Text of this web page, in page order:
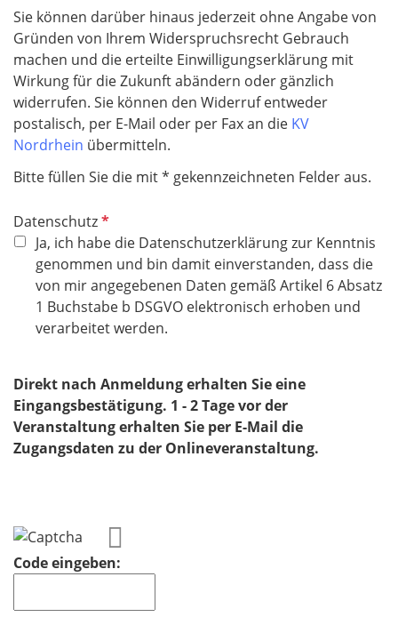
d
Sie können darüber hinaus jederzeit ohne Angabe von
Gründen von Ihrem Widerspruchsrecht Gebrauch
machen und die erteilte Einwilligungserklärung mit
Wirkung für die Zukunft abändern oder gänzlich
widerrufen. Sie können den Widerruf entweder
postalisch, per E-Mail oder per Fax an die KV
Nordrhein übermitteln.
Bitte füllen Sie die mit * gekennzeichneten Felder aus.
DatenschutzP
f
l
i
c
h
e
l
d
Ja, ich habe die Datenschutzerklärung zur Kenntnis
genommen und bin damit einverstanden, dass die
von mir angegebenen Daten gemäß Artikel 6 Absatz
1 Buchstabe b DSGVO elektronisch erhoben und
verarbeitet werden.
Direkt nach Anmeldung erhalten Sie eine
Eingangsbestätigung. 1 - 2 Tage vor der
Veranstaltung erhalten Sie per E-Mail die
Zugangsdaten zu der Onlineveranstaltung.
Code eingeben: